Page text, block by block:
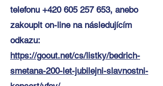
telefonu +420 605 257 653, anebo
zakoupit on-line na následujícím
odkazu:
https://goout.net/cs/listky/bedrich-
smetana-200-let-jubilejni-slavnostni-